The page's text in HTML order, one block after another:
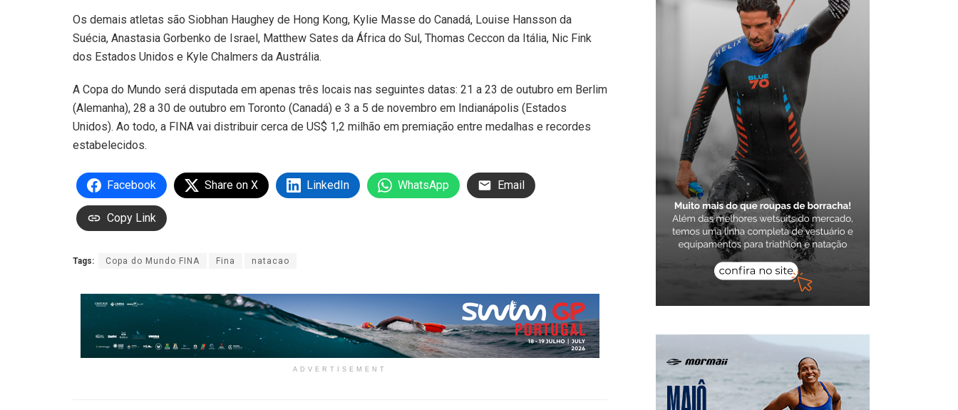
Os demais atletas são Siobhan Haughey de Hong Kong, Kylie Masse do Canadá, Louise Hansson da
Suécia, Anastasia Gorbenko de Israel, Matthew Sates da África do Sul, Thomas Ceccon da Itália, Nic Fink
dos Estados Unidos e Kyle Chalmers da Austrália.
A Copa do Mundo será disputada em apenas três locais nas seguintes datas: 21 a 23 de outubro em Berlim
(Alemanha), 28 a 30 de outubro em Toronto (Canadá) e 3 a 5 de novembro em Indianápolis (Estados
Unidos). Ao todo, a FINA vai distribuir cerca de US$ 1,2 milhão em premiação entre medalhas e recordes
estabelecidos.
Facebook Share on X LinkedIn WhatsApp Email
Copy Link
Tags: Copa do Mundo FINA Fina natacao
ADVERTISEMENT